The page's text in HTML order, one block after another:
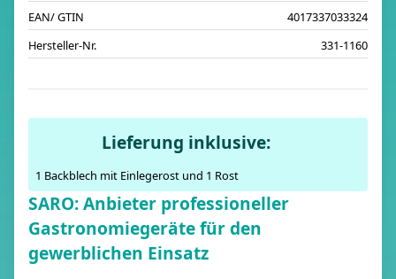
EAN/ GTIN
4017337033324
Hersteller-Nr.
331-1160
Lieferung inklusive:
1 Backblech mit Einlegerost und 1 Rost
SARO: Anbieter professioneller
Gastronomiegeräte für den
gewerblichen Einsatz